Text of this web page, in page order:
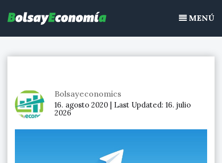
continuo, acciones de bolsa
contenidoMENÚ
Bolsayeconomics
16. agosto 2020 | Last Updated: 16. julio
2026